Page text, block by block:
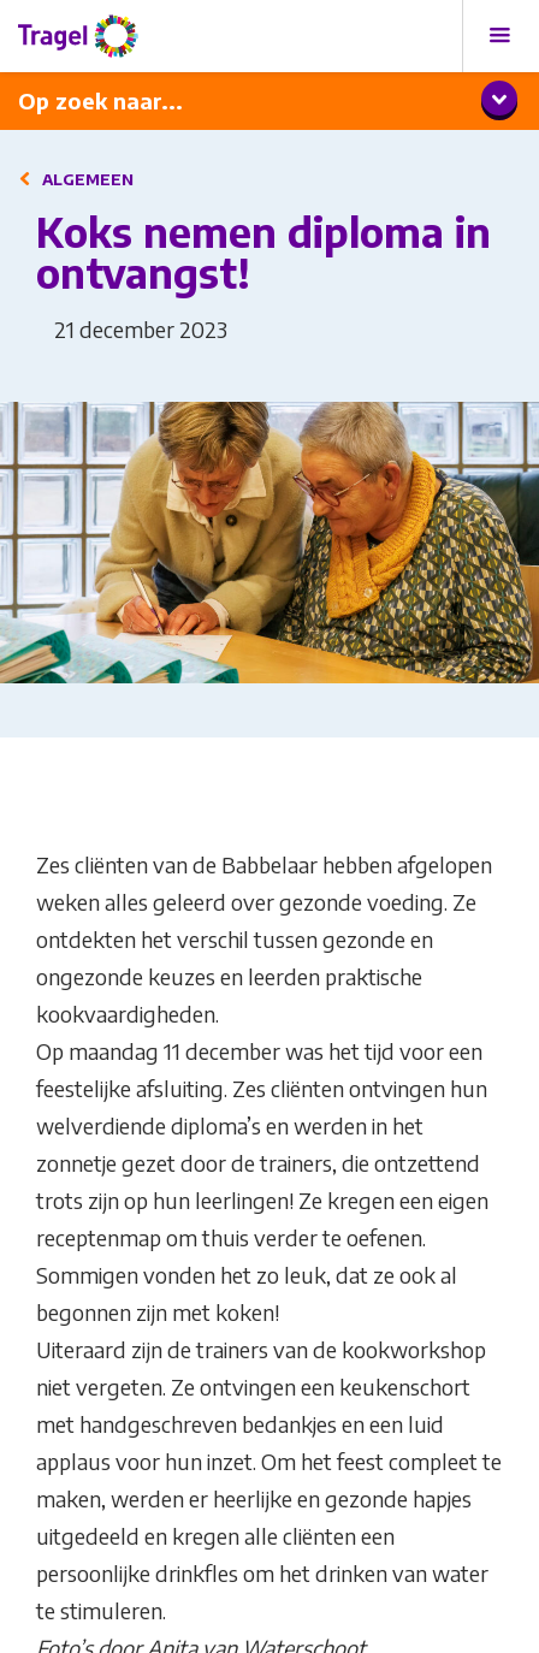
Op zoek naar...
Programma
Diner met wijnarrangement
ALGEMEEN
Koks nemen diploma in
ontvangst!
21 december 2023
Zes cliënten van de Babbelaar hebben afgelopen
weken alles geleerd over gezonde voeding. Ze
ontdekten het verschil tussen gezonde en
ongezonde keuzes en leerden praktische
kookvaardigheden.
Op maandag 11 december was het tijd voor een
feestelijke afsluiting. Zes cliënten ontvingen hun
welverdiende diploma’s en werden in het
zonnetje gezet door de trainers, die ontzettend
trots zijn op hun leerlingen! Ze kregen een eigen
receptenmap om thuis verder te oefenen.
Sommigen vonden het zo leuk, dat ze ook al
begonnen zijn met koken!
Uiteraard zijn de trainers van de kookworkshop
niet vergeten. Ze ontvingen een keukenschort
met handgeschreven bedankjes en een luid
applaus voor hun inzet. Om het feest compleet te
maken, werden er heerlijke en gezonde hapjes
uitgedeeld en kregen alle cliënten een
persoonlijke drinkfles om het drinken van water
te stimuleren.